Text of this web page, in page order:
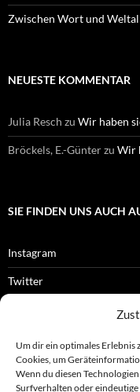
Um dir ein optimales
Cookies, um
Wenn du diesen
Surfverhalten oder
Zwischen Wort und
NEUESTE KOMMENTAR
Julia Resch zu Wir haben
Bröckels, E.-Günterzu Wir
SIE FINDEN UNS AUCH
Instagram
Twitter